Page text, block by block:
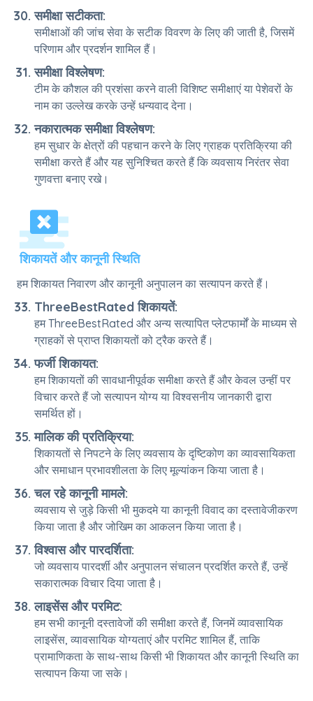
समीक्षा सटीकता:
समीक्षाओं की जांच सेवा के सटीक विवरण के लिए की जाती है, जिसमें
परिणाम और प्रदर्शन शामिल हैं।
समीक्षा विश्लेषण:
टीम के कौशल की प्रशंसा करने वाली विशिष्ट समीक्षाएं या पेशेवरों के
नाम का उल्लेख करके उन्हें धन्यवाद देना।
नकारात्मक समीक्षा विश्लेषण:
हम सुधार के क्षेत्रों की पहचान करने के लिए ग्राहक प्रतिक्रिया की
समीक्षा करते हैं और यह सुनिश्चित करते हैं कि व्यवसाय निरंतर सेवा
गुणवत्ता बनाए रखे।
शिकायतें और कानूनी स्थिति
हम शिकायत निवारण और कानूनी अनुपालन का सत्यापन करते हैं।
ThreeBestRated शिकायतें:
हम ThreeBestRated और अन्य सत्यापित प्लेटफार्मों के माध्यम से
ग्राहकों से प्राप्त शिकायतों को ट्रैक करते हैं।
फर्जी शिकायत:
हम शिकायतों की सावधानीपूर्वक समीक्षा करते हैं और केवल उन्हीं पर
विचार करते हैं जो सत्यापन योग्य या विश्वसनीय जानकारी द्वारा
समर्थित हों।
मालिक की प्रतिक्रिया:
शिकायतों से निपटने के लिए व्यवसाय के दृष्टिकोण का व्यावसायिकता
और समाधान प्रभावशीलता के लिए मूल्यांकन किया जाता है।
चल रहे कानूनी मामले:
व्यवसाय से जुड़े किसी भी मुकदमे या कानूनी विवाद का दस्तावेजीकरण
किया जाता है और जोखिम का आकलन किया जाता है।
विश्वास और पारदर्शिता:
जो व्यवसाय पारदर्शी और अनुपालन संचालन प्रदर्शित करते हैं, उन्हें
सकारात्मक विचार दिया जाता है।
लाइसेंस और परमिट:
हम सभी कानूनी दस्तावेजों की समीक्षा करते हैं, जिनमें व्यावसायिक
लाइसेंस, व्यावसायिक योग्यताएं और परमिट शामिल हैं, ताकि
प्रामाणिकता के साथ-साथ किसी भी शिकायत और कानूनी स्थिति का
सत्यापन किया जा सके।